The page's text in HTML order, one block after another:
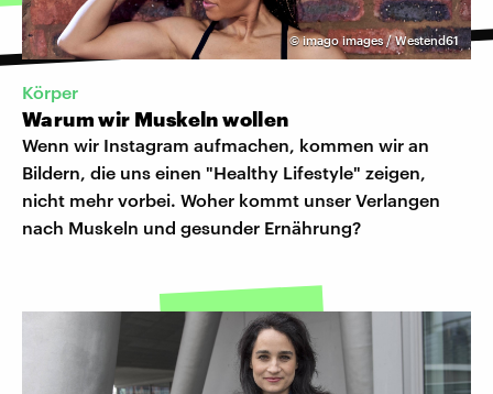
©imago images / Westend61
Körper
Warum wir Muskeln wollen
Wenn wir Instagram aufmachen, kommen wir an
Bildern, die uns einen "Healthy Lifestyle" zeigen,
nicht mehr vorbei. Woher kommt unser Verlangen
nach Muskeln und gesunder Ernährung?